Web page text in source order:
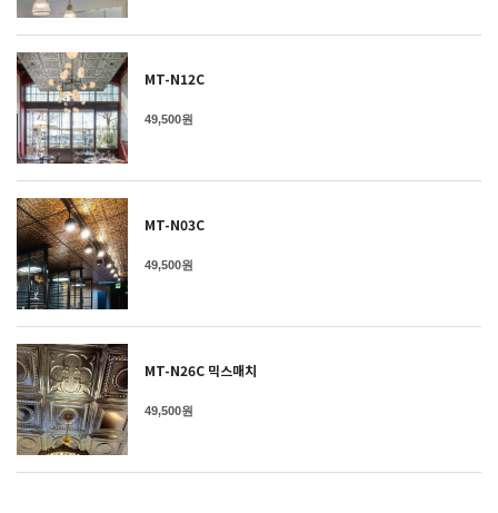
MT-N12C
49,500원
MT-N03C
49,500원
MT-N26C 믹스매치
49,500원